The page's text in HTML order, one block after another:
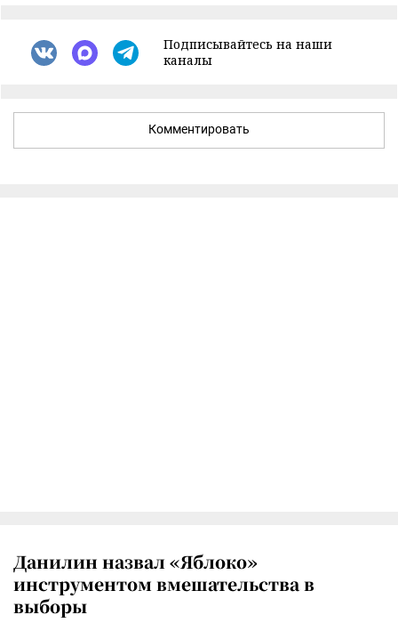
Подписывайтесь на наши
каналы
Комментировать
Данилин назвал «Яблоко»
инструментом вмешательства в
выборы